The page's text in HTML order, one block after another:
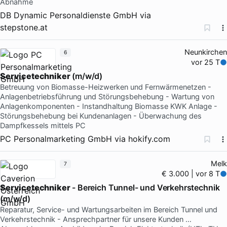
Abnahme
DB Dynamic Personaldienste GmbH via
stepstone.at
Neunkirchen
vor 25 T
Servicetechniker(m/w/d)
Betreuung von Biomasse-Heizwerken und Fernwärmenetzen -
Anlagenbetriebsführung und Störungsbehebung - Wartung von
Anlagenkomponenten - Instandhaltung Biomasse KWK Anlage -
Störungsbehebung bei Kundenanlagen - Überwachung des
Dampfkessels mittels PC
PC Personalmarketing GmbH via hokify.com
6
Melk
€ 3.000 | vor 8 T
Servicetechniker- Bereich Tunnel- und Verkehrstechnik
(m/w/d)
Reparatur, Service- und Wartungsarbeiten im Bereich Tunnel und
Verkehrstechnik - Ansprechpartner für unsere Kunden …
7